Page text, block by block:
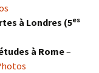
à Londres (5es
à Rome–